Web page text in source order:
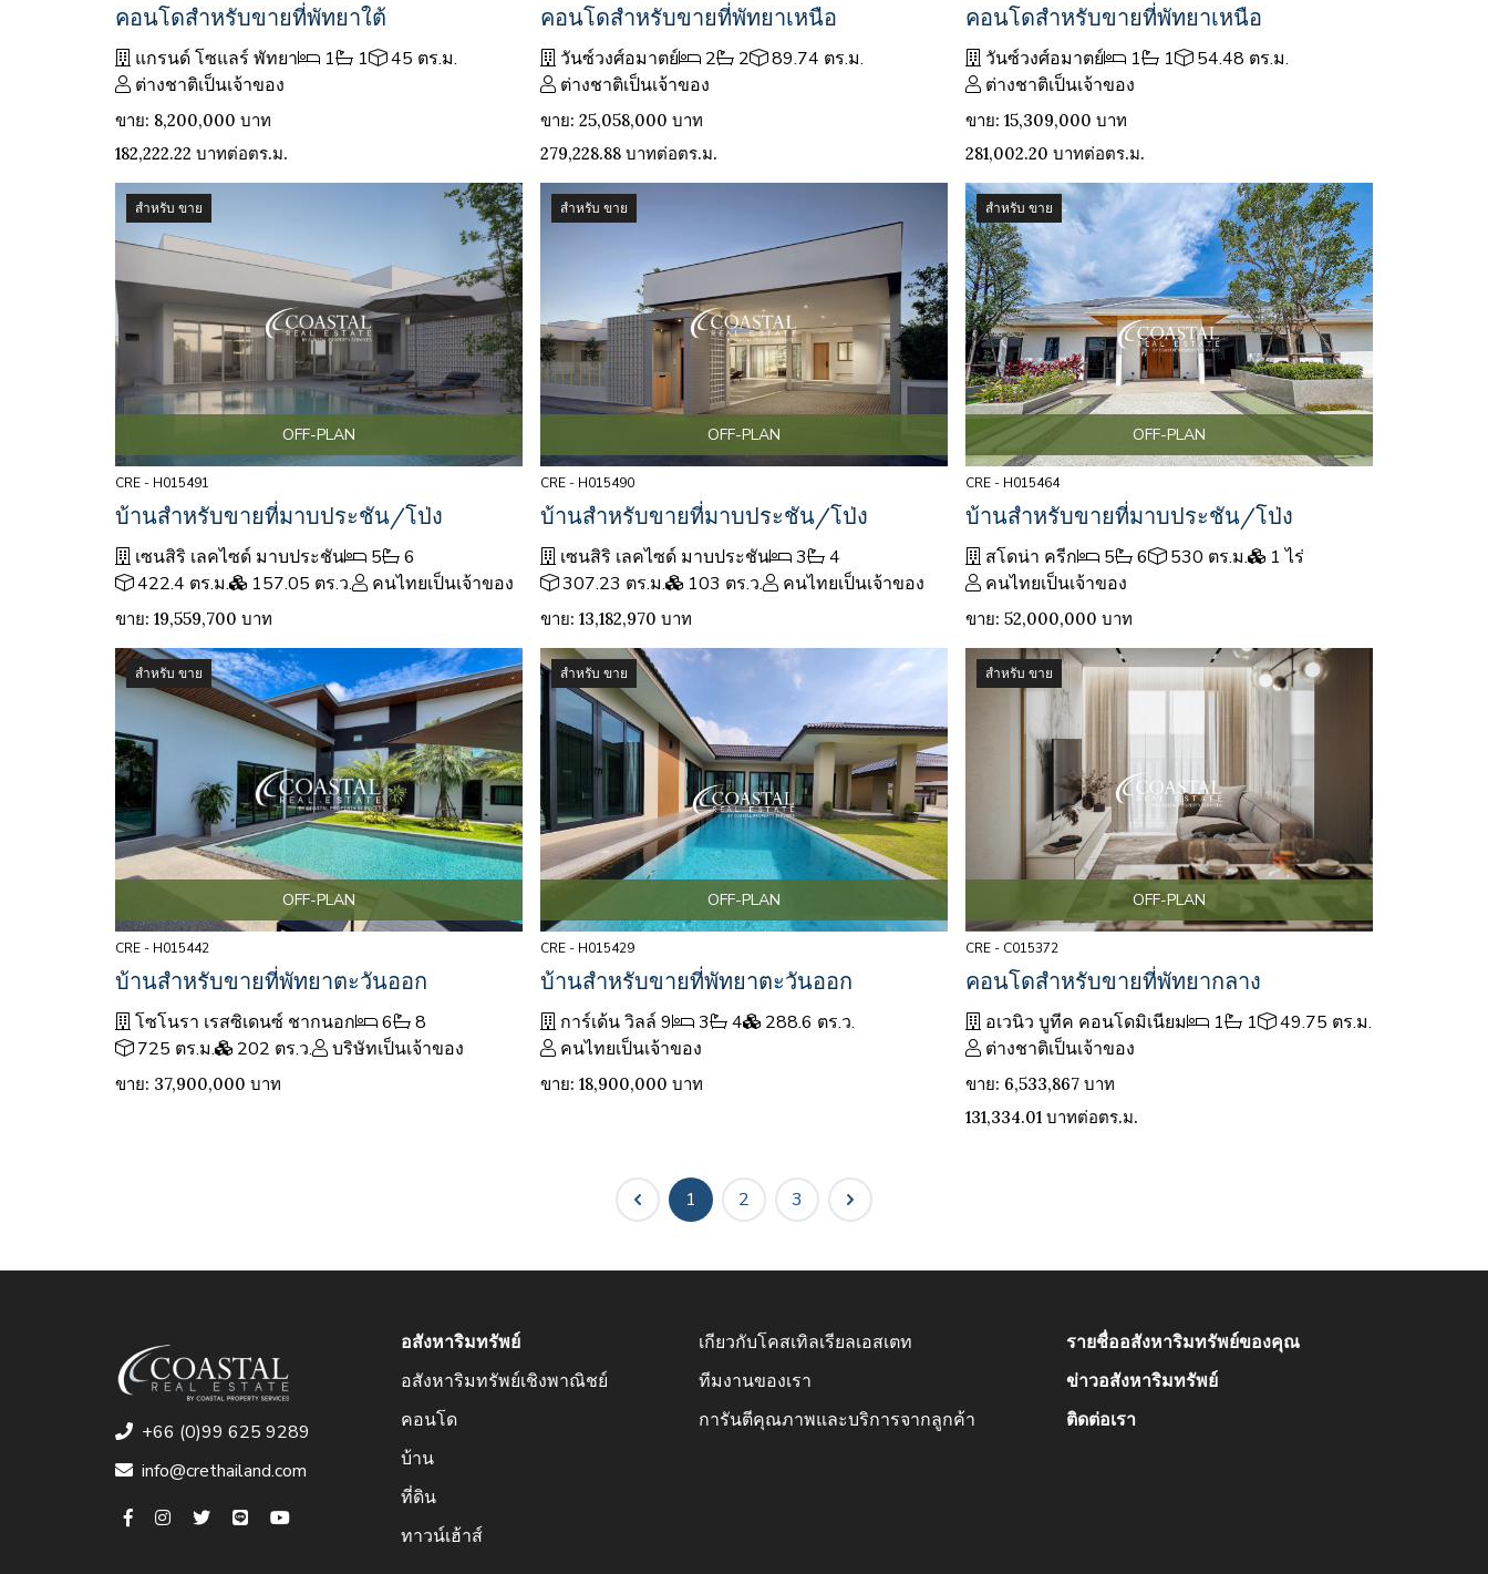
คอนโดสำหรับขายที่พัทยาใต้
แกรนด์ โซแลร์ พัทยา 1 1
45 ตร.ม.
ต่างชาติเป็นเจ้าของ
ขาย: 8,200,000 บาท
182,222.22 บาทต่อตร.ม.
คอนโดสำหรับขายที่พัทยาเหนือ
วันซ์วงศ์อมาตย์ 2 2
89.74 ตร.ม.
ต่างชาติเป็นเจ้าของ
ขาย: 25,058,000 บาท
279,228.88 บาทต่อตร.ม.
คอนโดสำหรับขายที่พัทยาเหนือ
วันซ์วงศ์อมาตย์ 1 1
54.48 ตร.ม.
ต่างชาติเป็นเจ้าของ
ขาย: 15,309,000 บาท
281,002.20 บาทต่อตร.ม.
สำหรับ ขาย
OFF-PLAN
CRE - H015491
บ้านสำหรับขายที่มาบประชัน/โป่ง
เซนสิริ เลคไซด์ มาบประชัน 5
6
422.4 ตร.ม.
157.05 ตร.ว. คนไทยเป็นเจ้าของ
ขาย: 19,559,700 บาท
สำหรับ ขาย
OFF-PLAN
CRE - H015490
บ้านสำหรับขายที่มาบประชัน/โป่ง
เซนสิริ เลคไซด์ มาบประชัน 3
4
307.23 ตร.ม.
103 ตร.ว. คนไทยเป็นเจ้าของ
ขาย: 13,182,970 บาท
สำหรับ ขาย
OFF-PLAN
CRE - H015464
บ้านสำหรับขายที่มาบประชัน/โป่ง
สโดน่า ครีก 5 6 530 ตร.ม.
1 ไร่
คนไทยเป็นเจ้าของ
ขาย: 52,000,000 บาท
สำหรับ ขาย
OFF-PLAN
CRE - H015442
บ้านสำหรับขายที่พัทยาตะวันออก
โซโนรา เรสซิเดนซ์ ชากนอก 6
8
725 ตร.ม.
202 ตร.ว. บริษัทเป็นเจ้าของ
ขาย: 37,900,000 บาท
สำหรับ ขาย
OFF-PLAN
CRE - H015429
บ้านสำหรับขายที่พัทยาตะวันออก
การ์เด้น วิลล์ 9 3 4
288.6 ตร.ว.
คนไทยเป็นเจ้าของ
ขาย: 18,900,000 บาท
สำหรับ ขาย
OFF-PLAN
CRE - C015372
คอนโดสำหรับขายที่พัทยากลาง
อเวนิว บูทีค คอนโดมิเนียม 1 1
49.75 ตร.ม.
ต่างชาติเป็นเจ้าของ
ขาย: 6,533,867 บาท
131,334.01 บาทต่อตร.ม.
1 2 3
+66 (0)99 625 9289
info@crethailand.com
อสังหาริมทรัพย์
อสังหาริมทรัพย์เชิงพาณิชย์
คอนโด
บ้าน
ที่ดิน
ทาวน์เฮ้าส์
เกียวกับโคสเทิลเรียลเอสเตท
ทีมงานของเรา
การันตีคุณภาพและบริการจากลูกค้า
รายชื่ออสังหาริมทรัพย์ของคุณ
ข่าวอสังหาริมทรัพย์
ติดต่อเรา